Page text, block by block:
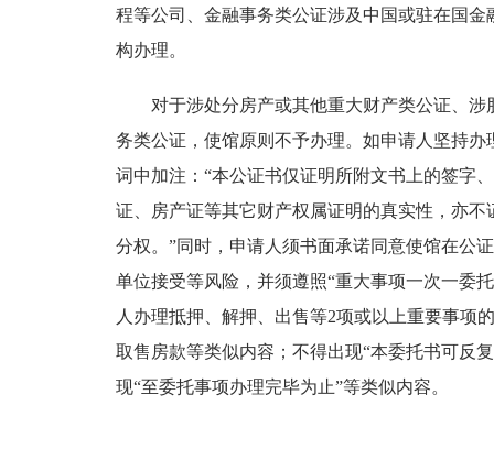
程等公司、金融事务类公证涉及中国或驻在国
构办理。
对于涉处分房产或其他重大财产类公证、涉
务类公证，使馆原则不予办理。如申请人坚持
词中加注：“本公证书仅证明所附文书上的签字
证、房产证等其它财产权属证明的真实性，亦
分权。”同时，申请人须书面承诺同意使馆在公
单位接受等风险，并须遵照“重大事项一次一委
人办理抵押、解押、出售等2项或以上重要事项
取售房款等类似内容；不得出现“本委托书可反
现“至委托事项办理完毕为止”等类似内容。